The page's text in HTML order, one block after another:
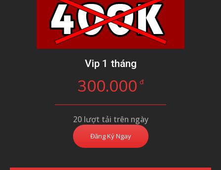
Vip 1 tháng
300.000 đ
20 lượt tải trên ngày
Đăng Ký Ngay